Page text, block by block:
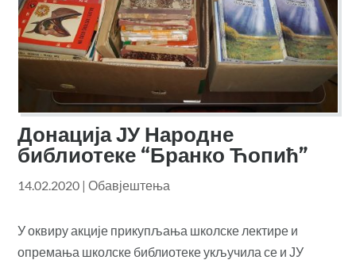
Донација ЈУ Народне
библиотеке “Бранко Ћопић”
14.02.2020 |Обавјештења
У оквиру акције прикупљања школске лектире и
опремања школске библиотеке укључила се и ЈУ